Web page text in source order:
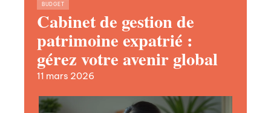
BUDGET
Cabinet de gestion de
patrimoine expatrié :
gérez votre avenir global
11 mars 2026